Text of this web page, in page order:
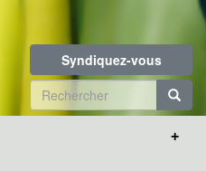
Syndiquez-vous
Formulaire
de